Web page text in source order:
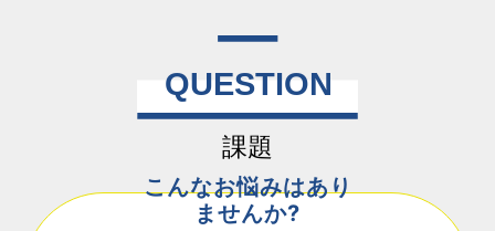
こんなお悩みはあり
ませんか?